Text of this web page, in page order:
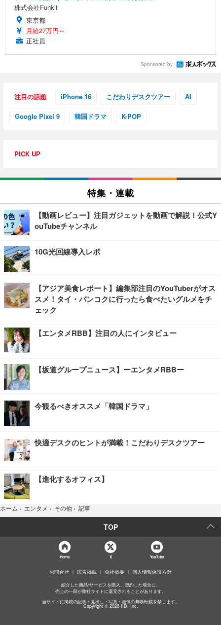
株式会社Funkit
東京都
月給27万円～
正社員
Sponsored by
注目の話題 iPhone 16 こだわりデスクツアー AI
Google Pixel 9 韓国ドラマ K-POP
PICK UP
特集・連載
【動画レビュー】注目ガジェットを動画で解説！公式Y
ouTubeチャンネル
10G光回線導入レポ
【アジア美食レポート】編集部注目のYouTuberがオス
スメ！タイ・バンコクに行ったら食べたいグルメをチ
ェック
【エンタメRBB】注目の人にインタビュー
【坂道グループニュース】ーエンタメRBBー
今観るべきオススメ「韓国ドラマ」
快適デスクのヒントが満載！こだわりデスクツアー
【進化するオフィス】
ホーム › エンタメ › その他 › 記事
TOP
Home X YouTube
お問合せ 広告掲載 会社概要 個人情報保護方針
紹介した商品/サービスを購入、契約した場合に、
売上の一部が弊社サイトに還元されることがあります。
当サイトに掲載の記事・見出し・写真・画像の無断転載を禁じます。
Copyright © 2026 IID, Inc.